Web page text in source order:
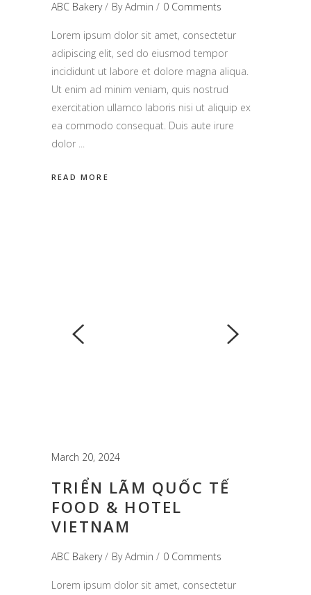
ABC Bakery ByAdmin 0 Comments
Lorem ipsum dolor sit amet, consectetur
adipiscing elit, sed do eiusmod tempor
incididunt ut labore et dolore magna aliqua.
Ut enim ad minim veniam, quis nostrud
exercitation ullamco laboris nisi ut aliquip ex
ea commodo consequat. Duis aute irure
dolor
READ MORE
March 20, 2024
TRIỂN LÃM QUỐC TẾ
FOOD & HOTEL
VIETNAM
ABC Bakery ByAdmin 0 Comments
Lorem ipsum dolor sit amet, consectetur